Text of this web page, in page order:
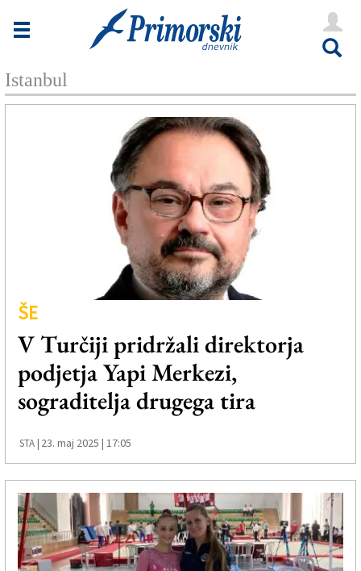
Novice
Goriška
Oglasi
Založnik
Zadruga PD
Naročnine
Istanbul
ŠE
V Turčiji pridržali direktorja
podjetja Yapi Merkezi,
sograditelja drugega tira
STA | 23. maj 2025 | 17:05